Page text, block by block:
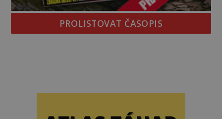
PROLISTOVAT ČASOPIS